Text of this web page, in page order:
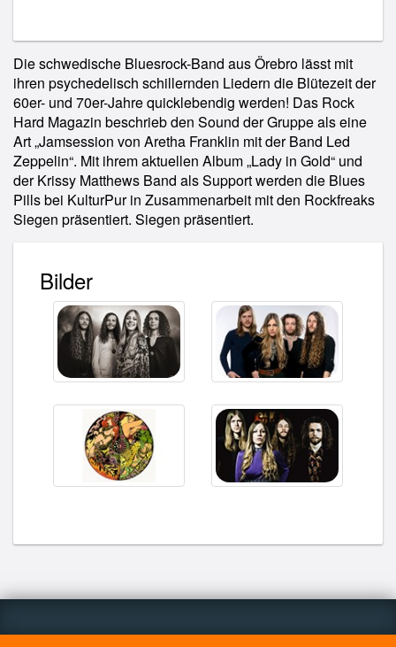
Die schwedische Bluesrock-Band aus Örebro lässt mit
ihren psychedelisch schillernden Liedern die Blütezeit der
60er- und 70er-Jahre quicklebendig werden! Das Rock
Hard Magazin beschrieb den Sound der Gruppe als eine
Art „Jamsession von Aretha Franklin mit der Band Led
Zeppelin“. Mit ihrem aktuellen Album „Lady in Gold“ und
der Krissy Matthews Band als Support werden die Blues
Pills bei KulturPur in Zusammenarbeit mit den Rockfreaks
Siegen präsentiert. Siegen präsentiert.
Bilder